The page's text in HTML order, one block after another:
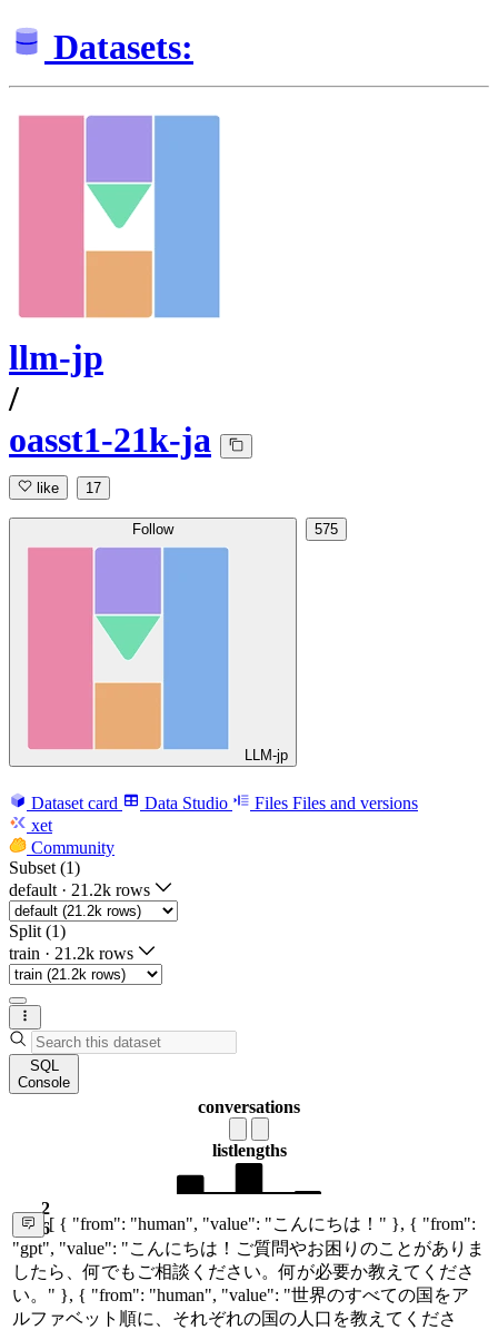
Datasets:
llm-jp
/
oasst1-21k-ja
like 17
Follow
LLM-jp
575
Dataset card Data Studio Files Files and versions
xet
Community
Subset (1)
default · 21.2k rows
Split (1)
train · 21.2k rows
SQL
Console
conversations
listlengths
2
6[ { "from": "human", "value": "こんにちは！" }, { "from":
"gpt", "value": "こんにちは！ご質問やお困りのことがありま
したら、何でもご相談ください。何が必要か教えてくださ
い。" }, { "from": "human", "value": "世界のすべての国をア
ルファベット順に、それぞれの国の人口を教えてくださ